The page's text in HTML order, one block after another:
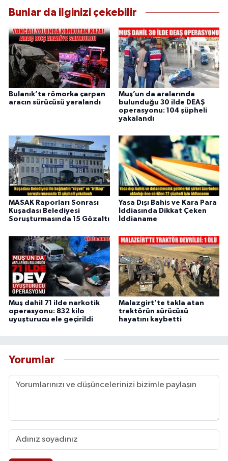
Bunlar da ilginizi çekebilir
Bulanık’ta römorka çarpan
aracın sürücüsü yaralandı
Muş’un da aralarında
bulunduğu 30 ilde DEAŞ
operasyonu: 104 şüpheli
yakalandı
MASAK Raporları Sonrası
Kuşadası Belediyesi
Soruşturmasında 15 Gözaltı
Yasa Dışı Bahis ve Kara Para
İddiasında Dikkat Çeken
İddianame
Muş dahil 71 ilde narkotik
operasyonu: 832 kilo
uyuşturucu ele geçirildi
Malazgirt'te takla atan
traktörün sürücüsü
hayatını kaybetti
Yorumlar